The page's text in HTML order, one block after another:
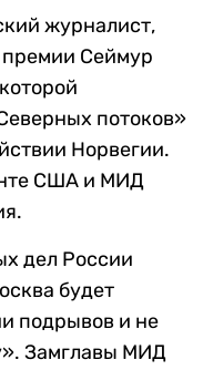
журналист,
премии Сеймур
потоков»
Норвегии.
США и МИД
дел России
будет
подрывов и не
Замглавы МИД